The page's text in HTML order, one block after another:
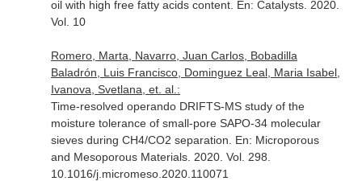
oil with high free fatty acids content. En: Catalysts. 2020.
Vol. 10
Romero, Marta, Navarro, Juan Carlos, Bobadilla
Baladrón, Luis Francisco, Dominguez Leal, Maria Isabel,
Ivanova, Svetlana, et. al.:
Time-resolved operando DRIFTS-MS study of the
moisture tolerance of small-pore SAPO-34 molecular
sieves during CH4/CO2 separation. En: Microporous
and Mesoporous Materials. 2020. Vol. 298.
10.1016/j.micromeso.2020.110071